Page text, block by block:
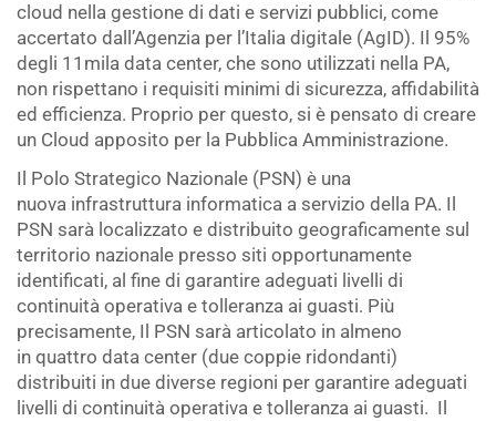
cloud nella gestione di dati e servizi pubblici, come
accertato dall’Agenzia per l’Italia digitale (AgID). Il 95%
degli 11mila data center, che sono utilizzati nella PA,
non rispettano i requisiti minimi di sicurezza, affidabilità
ed efficienza. Proprio per questo, si è pensato di creare
un Cloud apposito per la Pubblica Amministrazione.
Il Polo Strategico Nazionale (PSN) è una
nuova infrastruttura informatica a servizio della PA. Il
PSN sarà localizzato e distribuito geograficamente sul
territorio nazionale presso siti opportunamente
identificati, al fine di garantire adeguati livelli di
continuità operativa e tolleranza ai guasti. Più
precisamente, Il PSN sarà articolato in almeno
in quattro data center (due coppie ridondanti)
distribuiti in due diverse regioni per garantire adeguati
livelli di continuità operativa e tolleranza ai guasti. Il